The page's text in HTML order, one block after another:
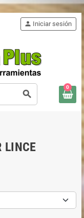
search
person Iniciar sesión
0
LINCE